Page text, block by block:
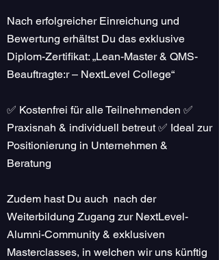
Nach erfolgreicher Einreichung und
Bewertung erhältst Du das exklusive
Diplom-Zertifikat: „Lean-Master & QMS-
Beauftragte:r – NextLevel College“
✅ Kostenfrei für alle Teilnehmenden ✅
Praxisnah & individuell betreut ✅ Ideal zur
Positionierung in Unternehmen &
Beratung
Zudem hast Du auch nach der
Weiterbildung Zugang zur NextLevel-
Alumni-Community & exklusiven
Masterclasses, in welchen wir uns künftig